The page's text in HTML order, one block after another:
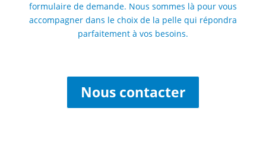
formulaire de demande. Nous sommes là pour vous
accompagner dans le choix de la pelle qui répondra
parfaitement à vos besoins.
Nous contacter